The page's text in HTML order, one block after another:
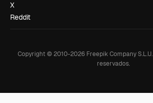
X
Reddit
Copyright © 2010-2026 Freepik Company S.L.U.
reservados.